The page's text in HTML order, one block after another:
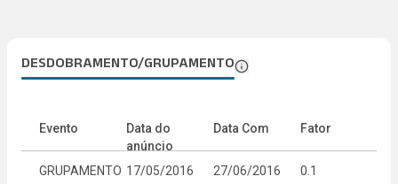
DESDOBRAMENTO/GRUPAMENTO
Evento
Data do
anúncio
Data Com Fator
GRUPAMENTO 17/05/2016 27/06/2016 0.1